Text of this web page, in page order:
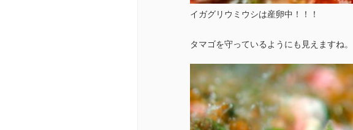
イガグリウミウシは産卵中！！！
タマゴを守っているようにも見えますね。